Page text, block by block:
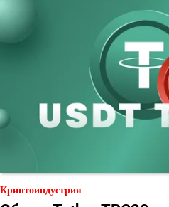
Криптоиндустрия